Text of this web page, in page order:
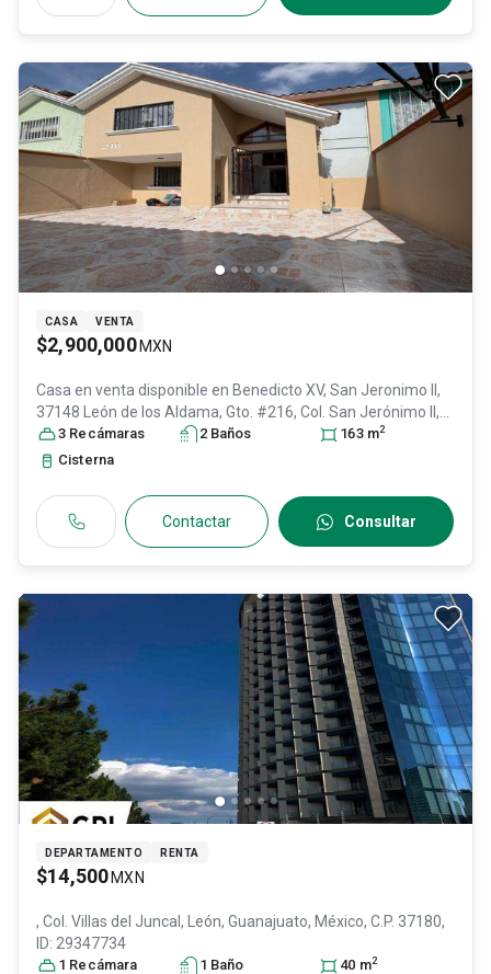
CASA VENTA
$2,900,000 MXN
Casa en venta disponible en Benedicto XV, San Jeronimo II,
37148 León de los Aldama, Gto. #216, Col. San Jerónimo II,
León , Guanajuato , México, C.P. 37148 30757899
3 Recámaras 2 Baños 163 m2
Cisterna
Contactar Consultar
DEPARTAMENTO RENTA
$14,500 MXN
, Col. Villas del Juncal, León, Guanajuato, México, C.P. 37180,
ID: 29347734
1 Recámara 1 Baño 40 m2